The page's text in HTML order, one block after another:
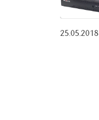
25.05.2018